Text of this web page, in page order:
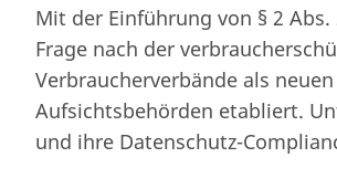
Mit der Einführung von § 2
Frage nach der
Verbraucherverbände als
Aufsichtsbehörden etabliert.
und ihre Datenschutz-